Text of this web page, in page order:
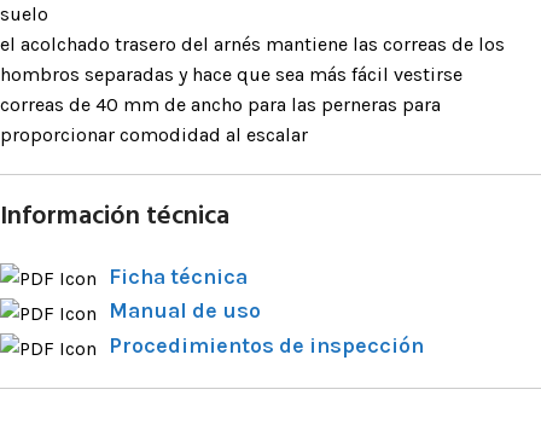
suelo
el acolchado trasero del arnés mantiene las correas de los
hombros separadas y hace que sea más fácil vestirse
correas de 40 mm de ancho para las perneras para
proporcionar comodidad al escalar
Información técnica
Ficha técnica
Manual de uso
Procedimientos de inspección